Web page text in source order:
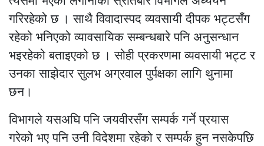
गरिरहेको छ । साथै विवादास्पद व्यवसायी दीपक भट्टसँग
रहेको भनिएको व्यावसायिक सम्बन्धबारे पनि अनुसन्धान
भइरहेको बताइएको छ । सोही प्रकरणमा व्यवसायी भट्ट र
उनका साझेदार सुलभ अग्रवाल पुर्पक्षका लागि थुनामा
छन।
विभागले यसअघि पनि जयवीरसँग सम्पर्क गर्ने प्रयास
गरेको भए पनि उनी विदेशमा रहेको र सम्पर्क हुन नसकेपछि